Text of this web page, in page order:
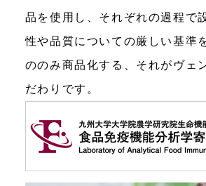
品を使用し、それぞれの過程で
性や品質についての厳しい基準
ののみ商品化する、それがヴェ
だわりです。